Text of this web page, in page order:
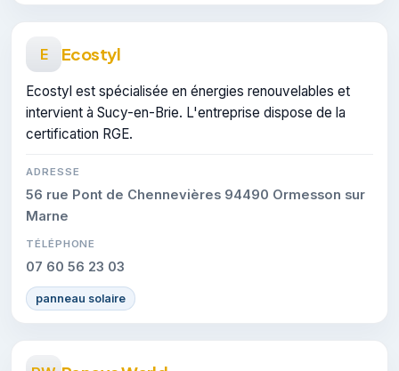
E Ecostyl
Ecostyl est spécialisée en énergies renouvelables et
intervient à Sucy-en-Brie. L'entreprise dispose de la
certification RGE.
ADRESSE
56 rue Pont de Chennevières 94490 Ormesson sur
Marne
TÉLÉPHONE
07 60 56 23 03
panneau solaire